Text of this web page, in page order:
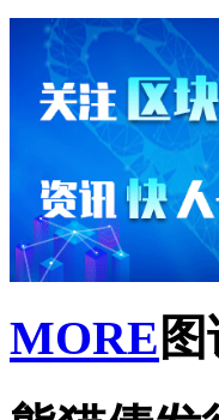
MORE